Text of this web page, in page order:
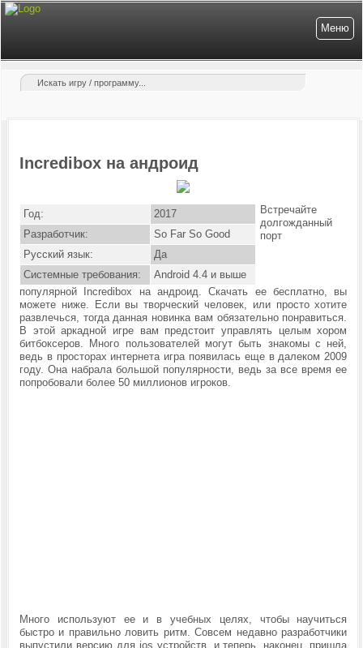
Меню
Incredibox на андроид
Год:
2017
Разработчик:
So Far So Good
Русский язык:
Да
Системные требования:
Android 4.4 и выше
Встречайте
долгожданный
порт
популярной Incredibox на андроид. Скачать ее бесплатно, вы
можете ниже. Если вы творческий человек, или просто хотите
развлечься, тогда данная новинка вам обязательно понравиться.
В этой аркадной игре вам предстоит управлять целым хором
битбоксеров. Много пользователей могут быть знакомы с ней,
ведь в просторах интернета игра появилась еще в далеком 2009
году. Она набрала большой популярности, ведь за все время ее
попробовали более 50 миллионов игроков.
Много используют ее и в учебных целях, чтобы научиться
быстро и правильно ловить ритм. Совсем недавно разработчики
выпустили версию для ios устройств, и теперь, наконец, пришла